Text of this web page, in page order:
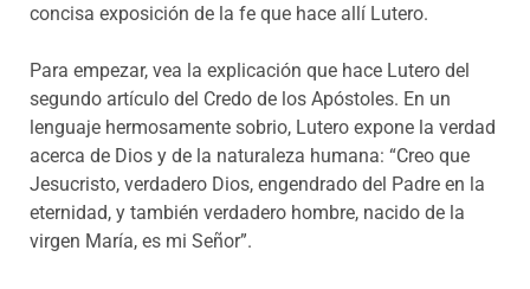
concisa exposición de la fe que hace allí Lutero.
Para empezar, vea la explicación que hace Lutero del
segundo artículo del Credo de los Apóstoles. En un
lenguaje hermosamente sobrio, Lutero expone la verdad
acerca de Dios y de la naturaleza humana: “Creo que
Jesucristo, verdadero Dios, engendrado del Padre en la
eternidad, y también verdadero hombre, nacido de la
virgen María, es mi Señor”.